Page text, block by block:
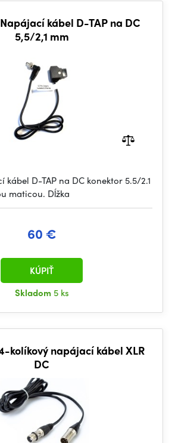
kábel D-TAP na DC
5,5/2,1 mm
kábel D-TAP na DC konektor 5.5/2.1
maticou. Dĺžka
60 €
Skladom 5 ks
KÚPIŤ
kolíkový napájací kábel XLR
DC